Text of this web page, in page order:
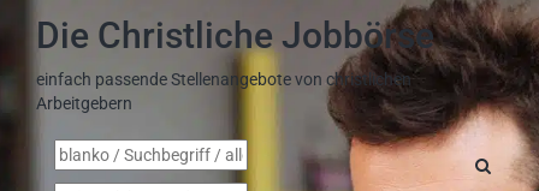
Die Christliche Jobbörse
einfach passende Stellenangebote von christlichen
Arbeitgebern